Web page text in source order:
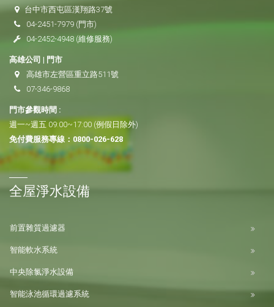
台中市西屯區漢翔路37號
04-2451-7979 (門市)
04-2452-4948 (維修服務)
高雄公司 | 門市
高雄市左營區重立路511號
07-346-9868
門市參觀時間 :
週一~週五 09:00~17:00 (例假日除外)
免付費服務專線： 0800-026-628
全屋淨水設備
前置雜質過濾器
智能軟水系統
中央除氯淨水設備
智能泳池循環過濾系統